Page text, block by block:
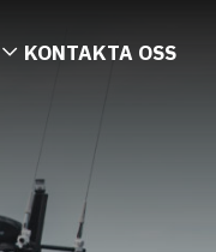
KONTAKTA OSS